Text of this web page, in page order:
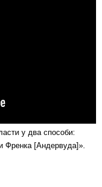
у два способи:
Френка [Андервуда]».